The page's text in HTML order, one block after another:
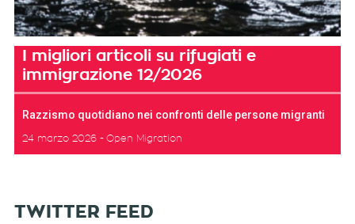
I migliori articoli su rifugiati e
immigrazione 12/2026
Razzismo quotidiano nei confronti delle persone migranti
24 marzo 2026 Open Migration
TWITTER FEED